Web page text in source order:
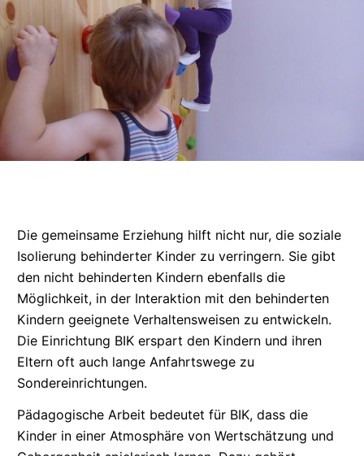
Die gemeinsame Erziehung hilft nicht nur, die soziale
Isolierung behinderter Kinder zu verringern. Sie gibt
den nicht behinderten Kindern ebenfalls die
Möglichkeit, in der Interaktion mit den behinderten
Kindern geeignete Verhaltensweisenzu entwickeln.
Die Einrichtung BIKerspart den Kindern und ihren
Eltern oft auch lange Anfahrtswege zu
Sondereinrichtungen.
Pädagogische Arbeit bedeutet für BIK, dass die
Kinder in einer Atmosphäre von Wertschätzung und